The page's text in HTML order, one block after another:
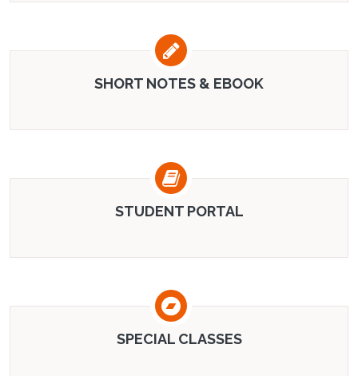
SHORT NOTES & EBOOK
STUDENT PORTAL
SPECIAL CLASSES